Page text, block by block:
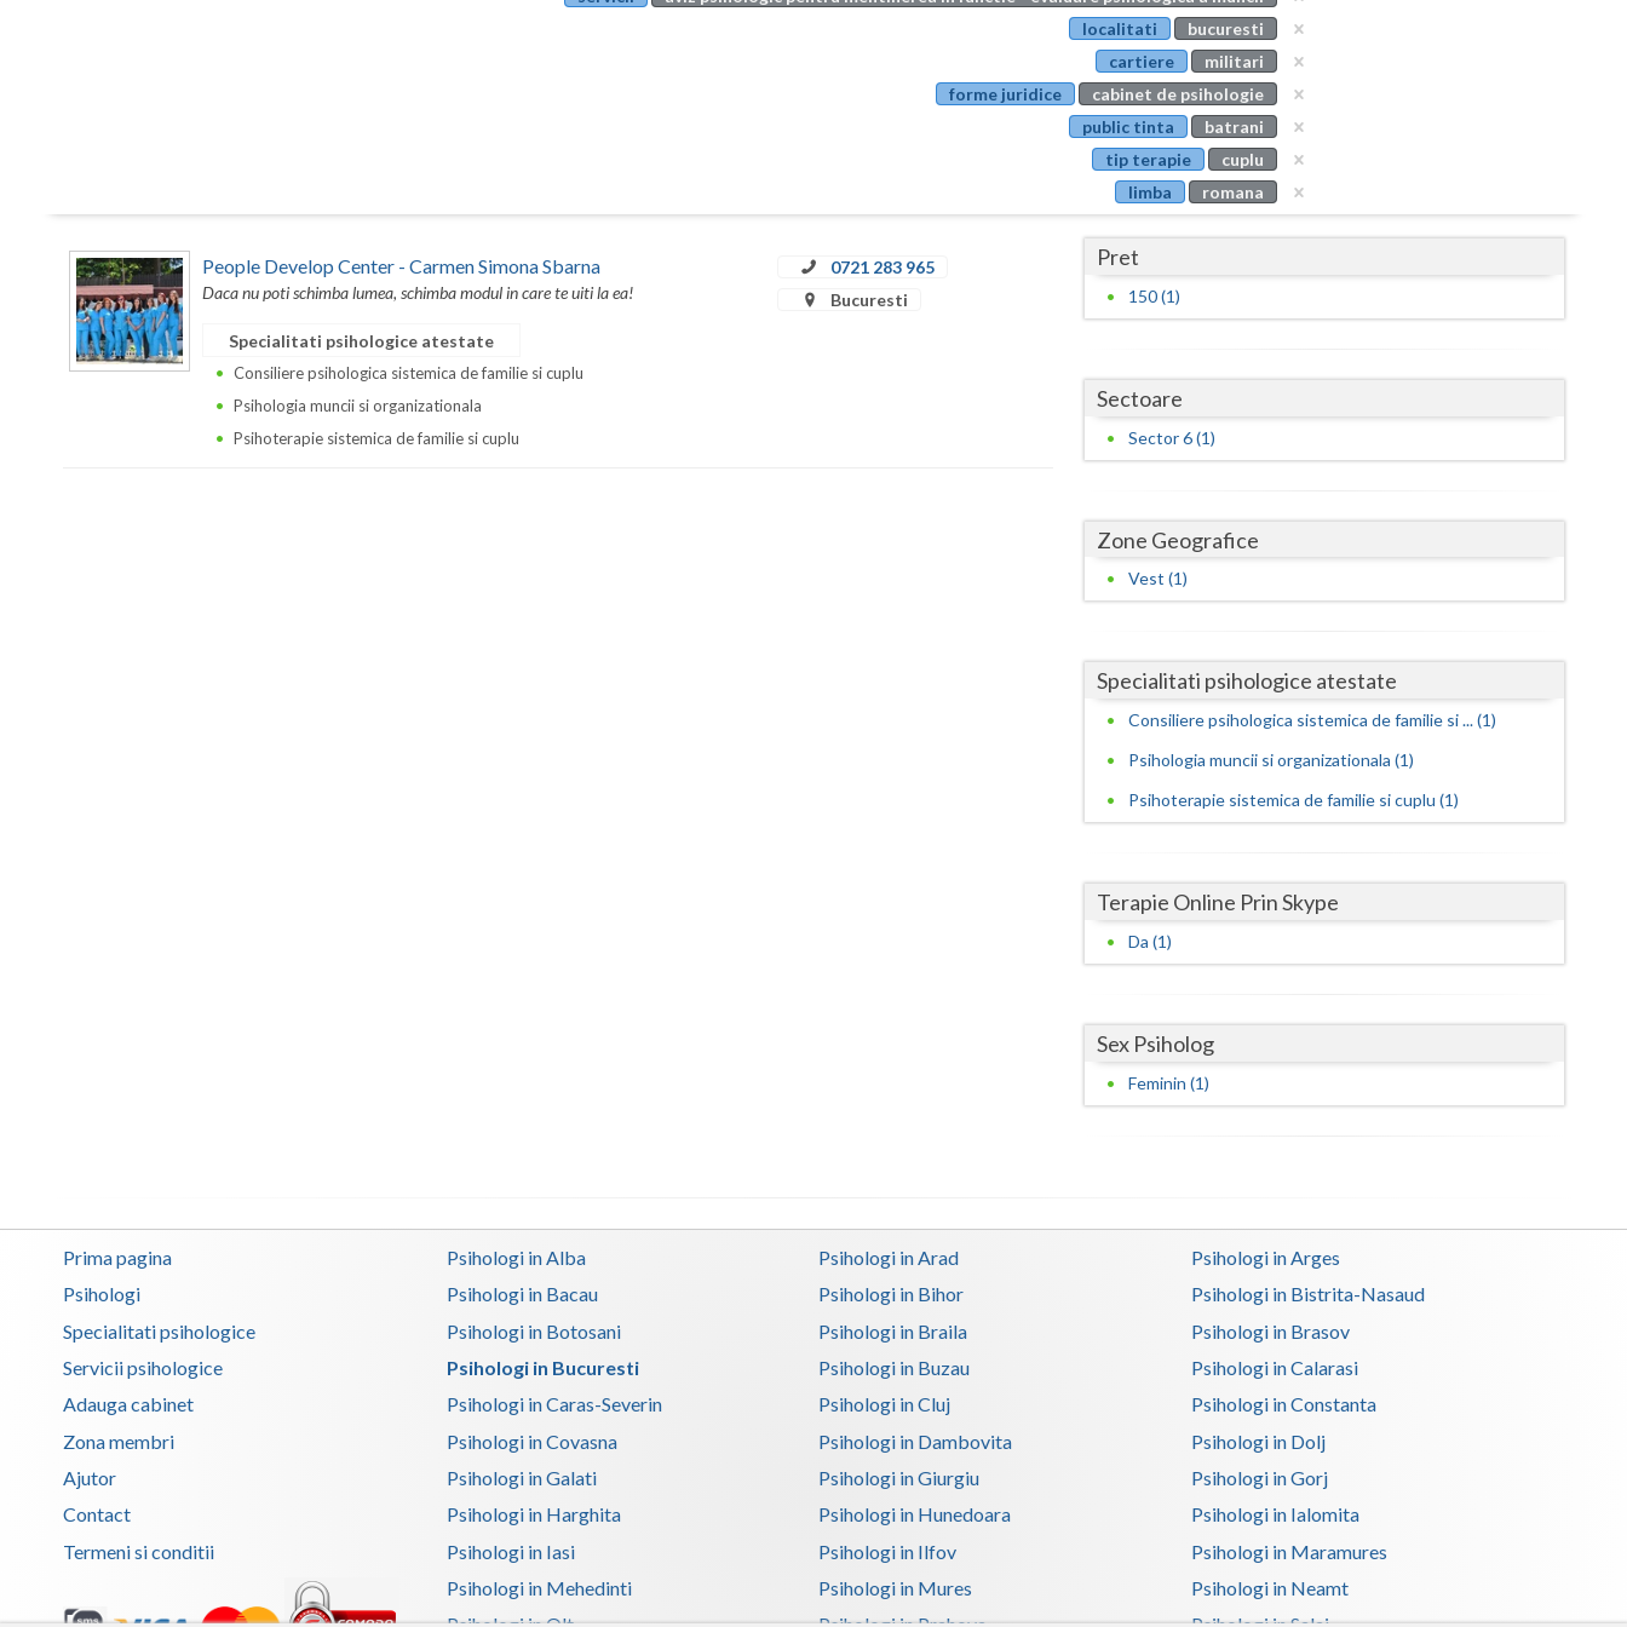
Buzau
Calarasi
Caras-Severin
Cluj
Constanta
Hunedoara
Iasi
Maramures
Mures
Suceava
Teleorman
Timis
Tulcea
Valcea
Vaslui
Vrancea
localitati
bucuresti
cartiere
militari
forme juridice
cabinet de psihologie
public tinta
batrani
tip terapie
cuplu
limba
romana
People Develop Center - Carmen Simona Sbarna
Daca nu poti schimba lumea, schimba modul in care te uiti la ea!
0721 283 965
Bucuresti
Specialitati psihologice atestate
Consiliere psihologica sistemica de familie si cuplu
Psihologia muncii si organizationala
Psihoterapie sistemica de familie si cuplu
Pret
150 (1)
Sectoare
Sector 6 (1)
Zone Geografice
Vest (1)
Specialitati psihologice atestate
Consiliere psihologica sistemica de familie si ... (1)
Psihologia muncii si organizationala (1)
Psihoterapie sistemica de familie si cuplu (1)
Terapie Online Prin Skype
Da (1)
Sex Psiholog
Feminin (1)
Prima pagina
Psihologi
Specialitati psihologice
Servicii psihologice
Adauga cabinet
Zona membri
Ajutor
Contact
Termeni si conditii
Psihologi in Alba Psihologi in Arad
Psihologi in Arges
Psihologi in Bacau
Psihologi in Bihor
Psihologi in Bistrita-Nasaud
Psihologi in Botosani
Psihologi in Braila
Psihologi in Brasov
Psihologi in Bucuresti
Psihologi in Buzau
Psihologi in Calarasi
Psihologi in Caras-Severin
Psihologi in Cluj
Psihologi in Constanta
Psihologi in Covasna
Psihologi in Dambovita
Psihologi in Dolj
Psihologi in Galati
Psihologi in Giurgiu
Psihologi in Gorj
Psihologi in Harghita
Psihologi in Hunedoara
Psihologi in Ialomita
Psihologi in Iasi
Psihologi in Ilfov
Psihologi in Maramures
Psihologi in Mehedinti
Psihologi in Mures
Psihologi in Neamt